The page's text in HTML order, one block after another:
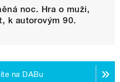
noc. Hra o muži,
k autorovým 90.
na DABu